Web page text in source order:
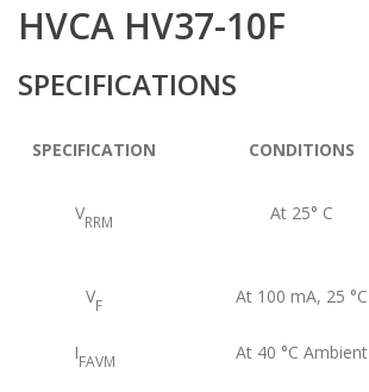
HVCA HV37-10F
SPECIFICATIONS
SPECIFICATION CONDITIONS
VRRM At 25° C
VF At 100 mA, 25 °C
IFAVM At 40 °C Ambient